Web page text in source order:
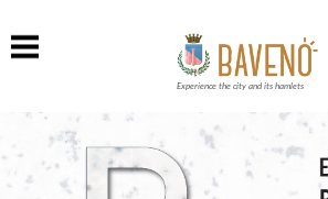
Experience the city and its hamlets